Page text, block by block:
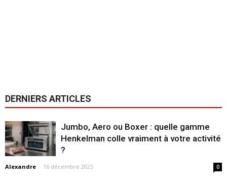
DERNIERS ARTICLES
Jumbo, Aero ou Boxer : quelle gamme
Henkelman colle vraiment à votre activité
?
Alexandre - 16 décembre 2025 0